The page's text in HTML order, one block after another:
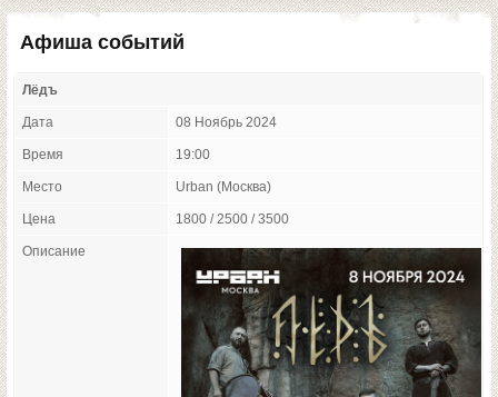
Афиша событий
Лёдъ
Дата 08 Ноябрь 2024
Время 19:00
Место Urban (Москва)
Цена 1800 / 2500 / 3500
Описание